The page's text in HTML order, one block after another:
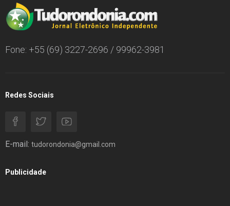
Fone: +55 (69) 3227-2696 / 99962-3981
Redes Sociais
E-mail: tudorondonia@gmail.com
Publicidade